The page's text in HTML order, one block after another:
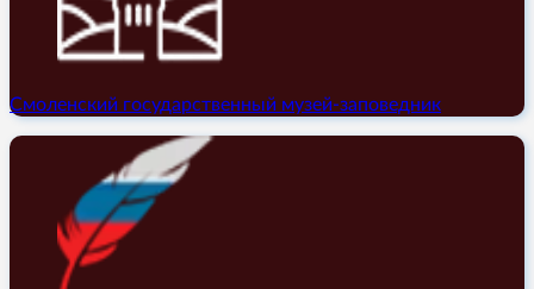
Смоленский государственный музей-заповедник